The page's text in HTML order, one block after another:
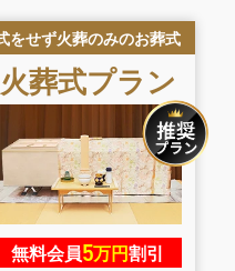
をせず火葬のみのお葬式
火葬式プラン
無料会員5万円割引